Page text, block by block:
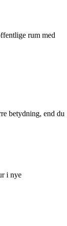
rum med
betydning, end du
i nye